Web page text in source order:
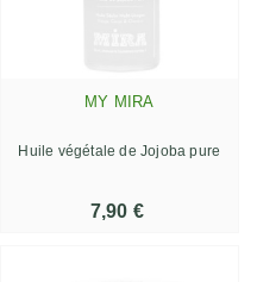
MY MIRA
Huile végétale de Jojoba pure
7,90 €